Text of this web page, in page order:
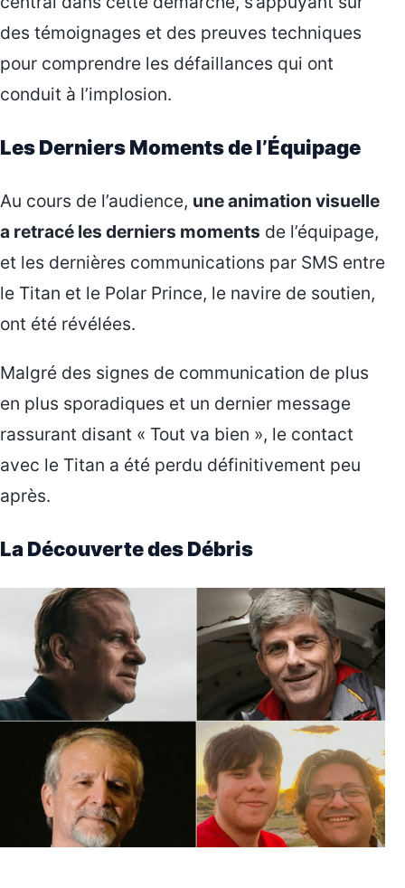
des témoignages et des preuves techniques
pour comprendre les défaillances qui ont
conduit à l’implosion.
Les Derniers Moments de l’Équipage
Au cours de l’audience, une animation visuelle
a retracé les derniers moments de l’équipage,
et les dernières communications par SMS entre
le Titan et le Polar Prince, le navire de soutien,
ont été révélées.
Malgré des signes de communication de plus
en plus sporadiques et un dernier message
rassurant disant « Tout va bien », le contact
avec le Titan a été perdu définitivement peu
après.
La Découverte des Débris